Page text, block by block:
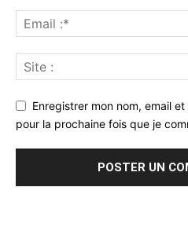
Enregistrer mon nom, email
pour la prochaine fois que je